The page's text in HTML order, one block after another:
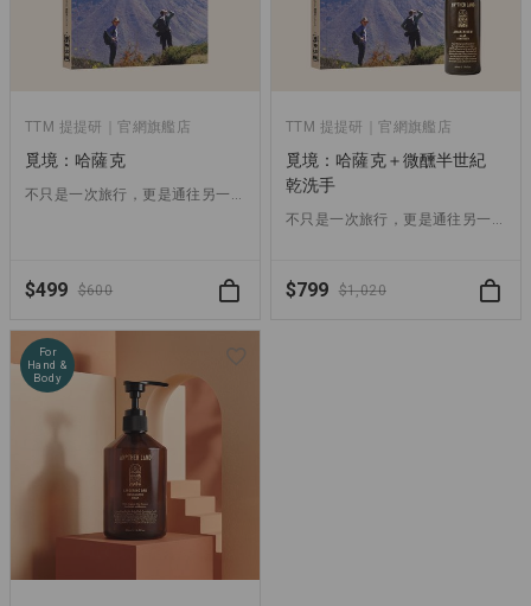
TTM 提提研｜官網旗艦店
覓境：哈薩克
不只是一次旅行，更是通往另一個 Another Land 的開始
$499 $600
TTM 提提研｜官網旗艦店
覓境：哈薩克＋微醺半世紀
乾洗手
不只是一次旅行，更是通往另一個 Another Land 的開始
$799 $1,020
For
Hand &
Body